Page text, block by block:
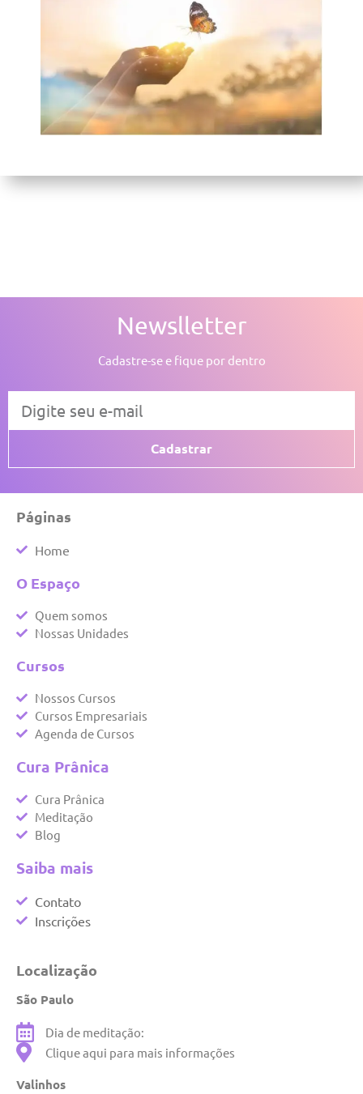
Newslletter
Cadastre-se e fique por dentro
Cadastrar
Páginas
Home
O Espaço
Quem somos
Nossas Unidades
Cursos
Nossos Cursos
Cursos Empresariais
Agenda de Cursos
Cura Prânica
Cura Prânica
Meditação
Blog
Saiba mais
Contato
Inscrições
Localização
São Paulo
Dia de meditação:
Clique aqui para mais informações
Valinhos